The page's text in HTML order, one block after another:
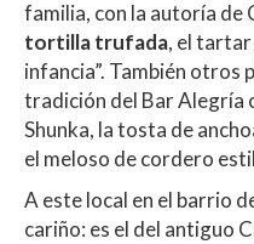
familia, con la autoría de
tortilla trufada, el tartar
infancia”. También otros
tradición del Bar Alegría
Shunka, la tosta de
el meloso de cordero
A este local en el barrio
cariño: es el del antiguo